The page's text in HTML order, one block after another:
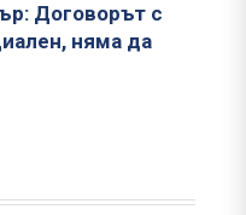
Договорът с
няма да